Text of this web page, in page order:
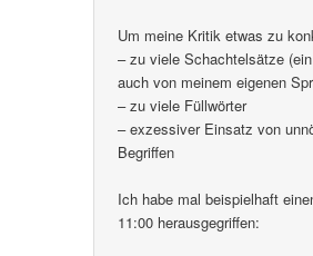
Um meine Kritik etwas zu
– zu viele Schachtelsätze
auch von meinem eigenen
– zu viele Füllwörter
– exzessiver Einsatz von
Begriffen
Ich habe mal beispielhaft
11:00 herausgegriffen: